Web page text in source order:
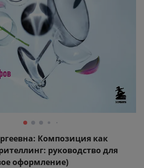
Композиция как
руководство для
оформление)